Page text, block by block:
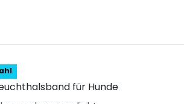
für Hunde